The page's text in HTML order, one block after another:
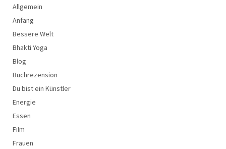
Allgemein
Anfang
Bessere Welt
Bhakti Yoga
Blog
Buchrezension
Du bist ein Künstler
Energie
Essen
Film
Frauen